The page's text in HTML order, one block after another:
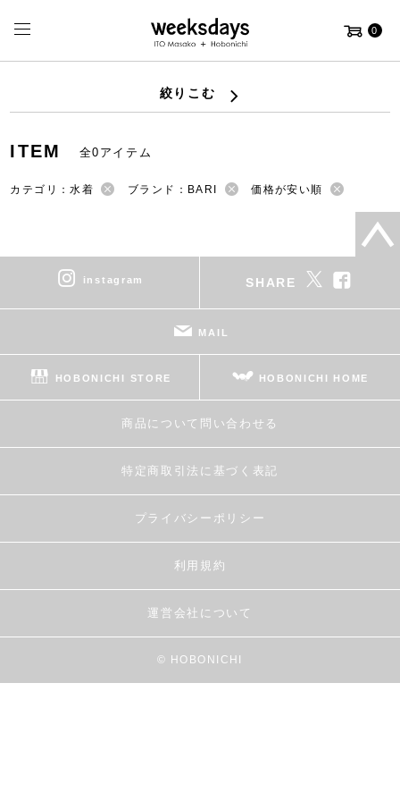
0
絞りこむ
ITEM 全0アイテム
カテゴリ：水着 ブランド：BARI 価格が安い順
instagram SHARE
MAIL
HOBONICHI STORE HOBONICHI HOME
商品について問い合わせる
特定商取引法に基づく表記
プライバシーポリシー
利用規約
運営会社について
© HOBONICHI